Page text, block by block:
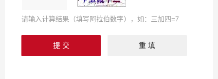
请输入计算结果（填写阿拉伯数字），如：三加四=7